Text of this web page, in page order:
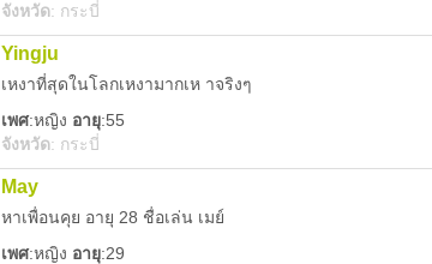
จังหวัด: กระบี่
Yingju
เหงาที่สุดในโลกเหงามากเห าจริงๆ
เพศ:หญิง อายุ:55
จังหวัด: กระบี่
May
หาเพื่อนคุย อายุ 28 ชื่อเล่น เมย์
เพศ:หญิง อายุ:29